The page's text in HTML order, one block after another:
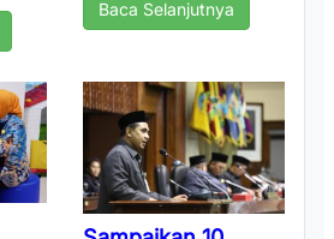
Baca Selanjutnya